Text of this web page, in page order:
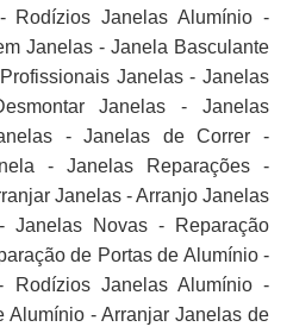
Rodízios Janelas Alumínio -
Janelas - Janela Basculante
Janelas - Janelas
Janelas - Janelas
- Janelas de Correr -
- Janelas Reparações -
Janelas - Arranjo Janelas
Janelas Novas - Reparação
de Portas de Alumínio -
Rodízios Janelas Alumínio -
Alumínio - Arranjar Janelas de